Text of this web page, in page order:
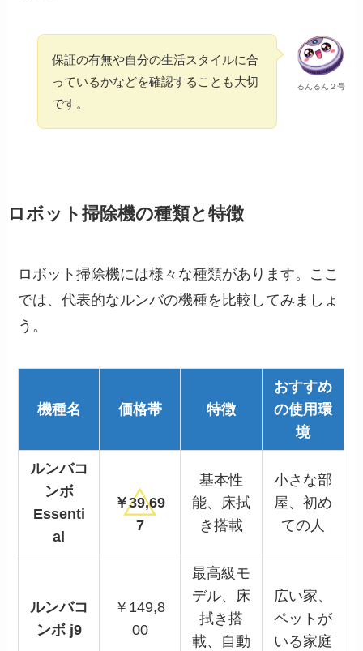
るんるん２号
保証の有無や自分の生活スタイルに合
っているかなどを確認することも大切
です。
ロボット掃除機の種類と特徴
ロボット掃除機には様々な種類があります。ここ
では、代表的なルンバの機種を比較してみましょ
う。
機種名 価格帯 特徴
おすすめ
の使用環
境
ルンバコ
ンボ
Essenti
al
￥39,69
7
基本性
能、床拭
き搭載
小さな部
屋、初め
ての人
ルンバコ
ンボ j9
￥149,8
00
最高級モ
デル、床
拭き搭
載、自動
広い家、
ペットが
いる家庭